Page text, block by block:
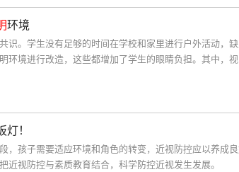
环境
识。学生没有足够的时间在学校和家里进行户外活动，
环境进行改造，这些都增加了学生的眼睛负担。其中，
！
，孩子需要适应环境和角色的转变，近视防控应以养成
视防控与素质教育结合，科学防控近视发生发展。